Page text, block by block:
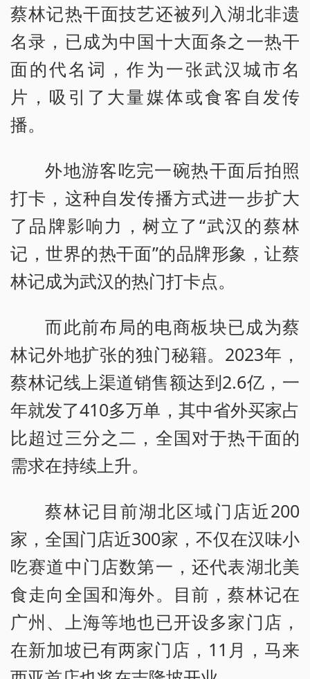
蔡林记热干面技艺还被列入湖北非遗
名录，已成为中国十大面条之一热干
面的代名词，作为一张武汉城市名
片，吸引了大量媒体或食客自发传
播。
外地游客吃完一碗热干面后拍照
打卡，这种自发传播方式进一步扩大
了品牌影响力，树立了“武汉的蔡林
记，世界的热干面”的品牌形象，让蔡
林记成为武汉的热门打卡点。
而此前布局的电商板块已成为蔡
林记外地扩张的独门秘籍。2023年，
蔡林记线上渠道销售额达到2.6亿，一
年就发了410多万单，其中省外买家占
比超过三分之二，全国对于热干面的
需求在持续上升。
蔡林记目前湖北区域门店近200
家，全国门店近300家，不仅在汉味小
吃赛道中门店数第一，还代表湖北美
食走向全国和海外。目前，蔡林记在
广州、上海等地也已开设多家门店，
在新加坡已有两家门店，11月，马来